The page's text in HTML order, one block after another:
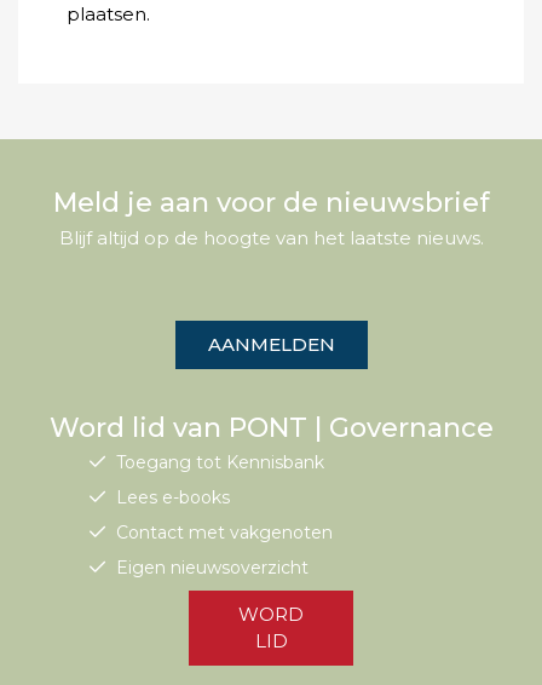
plaatsen.
Meld je aan voor de nieuwsbrief
Blijf altijd op de hoogte van het laatste nieuws.
AANMELDEN
Word lid van PONT | Governance
Toegang tot Kennisbank
Lees e-books
Contact met vakgenoten
Eigen nieuwsoverzicht
WORD
LID